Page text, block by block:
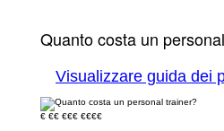
Quanto costa un
Visualizzare guida dei
€ €€ €€€ €€€€